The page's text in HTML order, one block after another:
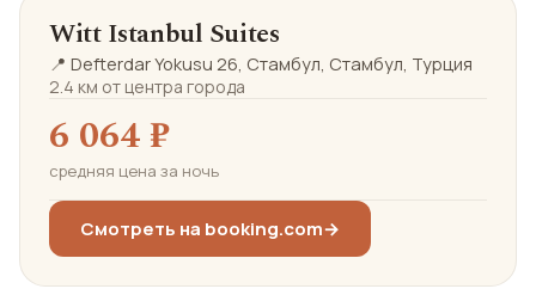
Witt Istanbul Suites
📍 Defterdar Yokusu 26, Стамбул, Стамбул, Турция
2.4 км от центра города
6 064 ₽
средняя цена за ночь
Смотреть на booking.com→